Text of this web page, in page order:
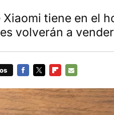
Xiaomi tiene en el
volverán a
MAIL